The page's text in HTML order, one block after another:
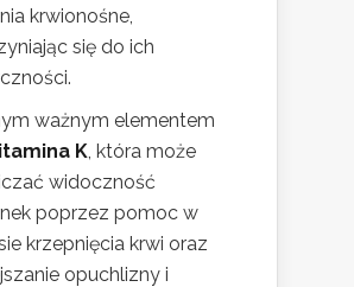
krwionośne,
się do ich
ważnym elementem
K, która może
widoczność
poprzez pomoc w
krzepnięcia krwi oraz
opuchlizny i